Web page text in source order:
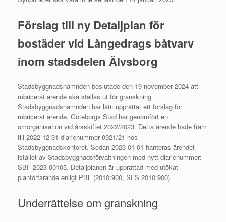
Förslag till ny Detaljplan för
bostäder vid Långedrags båtvarv
inom stadsdelen Älvsborg
Stadsbyggnadsnämnden beslutade den 19 november 2024 att
rubricerat ärende ska ställas ut för granskning.
Stadsbyggnadsnämnden har låtit upprättat ett förslag för
rubricerat ärende. Göteborgs Stad har genomfört en
omorganisation vid årsskiftet 2022/2023. Detta ärende hade fram
till 2022-12-31 diarienummer 0921/21 hos
Stadsbyggnadskontoret. Sedan 2023-01-01 hanteras ärendet
istället av Stadsbyggnadsförvaltningen med nytt diarienummer:
SBF-2023-00105. Detaljplanen är upprättad med utökat
planförfarande enligt PBL (2010:900, SFS 2010:900).
Underrättelse om granskning